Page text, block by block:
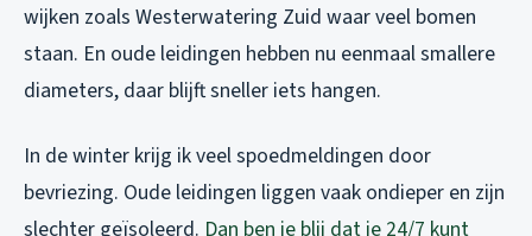
wijken zoals Westerwatering Zuid waar veel bomen
staan. En oude leidingen hebben nu eenmaal smallere
diameters, daar blijft sneller iets hangen.
In de winter krijg ik veel spoedmeldingen door
bevriezing. Oude leidingen liggen vaak ondieper en zijn
slechter geïsoleerd. Dan ben je blij dat je 24/7 kunt